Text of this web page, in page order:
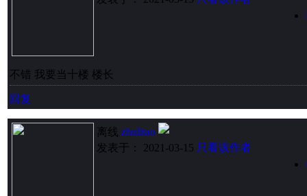
不错 我要当十楼 楼长
回复
离线 zhulitao
发表于： 2021-03-15 只看该作者